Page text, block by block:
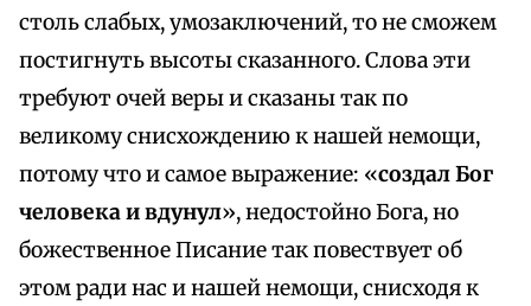
столь слабых, умозаключений, то не сможем
постигнуть высоты сказанного. Слова эти
требуют очей веры и сказаны так по
великому снисхождению к нашей немощи,
потому что и самое выражение: «создал Бог
человека и вдунул», недостойно Бога, но
божественное Писание так повествует об
этом ради нас и нашей немощи, снисходя к